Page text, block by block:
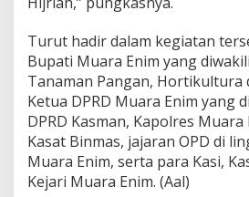
Turut hadir dalam kegiatan
Bupati Muara Enim yang
Tanaman Pangan, Hortikultura
Ketua DPRD Muara Enim yang
DPRD Kasman, Kapolres
Kasat Binmas, jajaran OPD di
Muara Enim, serta para Kasi,
Kejari Muara Enim. (Aal)